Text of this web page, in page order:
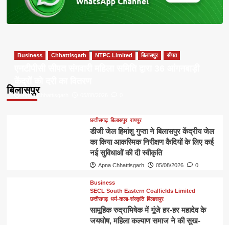
बिलासपुर
Business Chhattisgarh NTPC Limited बिलासपुर सीपत
Apna Chhattisgarh
छत्तीसगढ़ बिलासपुर रायपुर
डीजी जेल हिमांशु गुप्ता ने बिलासपुर केंद्रीय जेल
का किया आकस्मिक निरीक्षण कैदियों के लिए कई
नई सुविधाओं की दी स्वीकृति
Apna Chhattisgarh 05/08/2026 0
Business
SECL South Eastern Coalfields Limited
छत्तीसगढ़ धर्म-कला-संस्कृति बिलासपुर
सामूहिक रुद्राभिषेक में गूंजे हर-हर महादेव के
जयघोष, महिला कल्याण समाज ने की सुख-